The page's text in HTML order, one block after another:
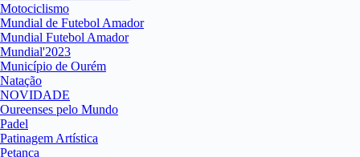
Motociclismo
Mundial de Futebol Amador
Mundial Futebol Amador
Mundial'2023
Município de Ourém
Natação
NOVIDADE
Oureenses pelo Mundo
Padel
Patinagem Artística
Petanca